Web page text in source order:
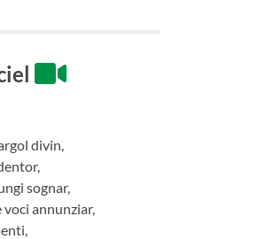
divin,
sognar,
annunziar,